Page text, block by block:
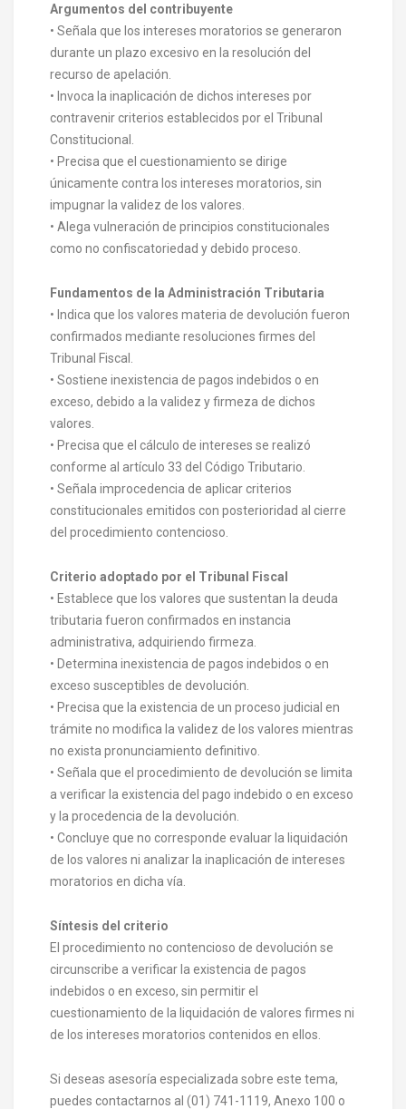
Argumentos del contribuyente
• Señala que los intereses moratorios se generaron
durante un plazo excesivo en la resolución del
recurso de apelación.
• Invoca la inaplicación de dichos intereses por
contravenir criterios establecidos por el Tribunal
Constitucional.
• Precisa que el cuestionamiento se dirige
únicamente contra los intereses moratorios, sin
impugnar la validez de los valores.
• Alega vulneración de principios constitucionales
como no confiscatoriedad y debido proceso.
Fundamentos de la Administración Tributaria
• Indica que los valores materia de devolución fueron
confirmados mediante resoluciones firmes del
Tribunal Fiscal.
• Sostiene inexistencia de pagos indebidos o en
exceso, debido a la validez y firmeza de dichos
valores.
• Precisa que el cálculo de intereses se realizó
conforme al artículo 33 del Código Tributario.
• Señala improcedencia de aplicar criterios
constitucionales emitidos con posterioridad al cierre
del procedimiento contencioso.
Criterio adoptado por el Tribunal Fiscal
• Establece que los valores que sustentan la deuda
tributaria fueron confirmados en instancia
administrativa, adquiriendo firmeza.
• Determina inexistencia de pagos indebidos o en
exceso susceptibles de devolución.
• Precisa que la existencia de un proceso judicial en
trámite no modifica la validez de los valores mientras
no exista pronunciamiento definitivo.
• Señala que el procedimiento de devolución se limita
a verificar la existencia del pago indebido o en exceso
y la procedencia de la devolución.
• Concluye que no corresponde evaluar la liquidación
de los valores ni analizar la inaplicación de intereses
moratorios en dicha vía.
Síntesis del criterio
El procedimiento no contencioso de devolución se
circunscribe a verificar la existencia de pagos
indebidos o en exceso, sin permitir el
cuestionamiento de la liquidación de valores firmes ni
de los intereses moratorios contenidos en ellos.
Si deseas asesoría especializada sobre este tema,
puedes contactarnos al (01) 741-1119, Anexo 100 o